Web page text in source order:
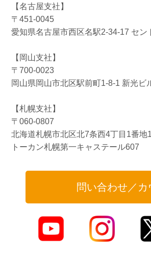
【名古屋支社】
〒451-0045
愛知県名古屋市西区名駅2-34-17 セン
【岡山支社】
〒700-0023
岡山県岡山市北区駅前町1-8-1 新光ビ
【札幌支社】
〒060-0807
北海道札幌市北区北7条西4丁目1番地1
トーカン札幌第一キャステール607
問い合わせ／